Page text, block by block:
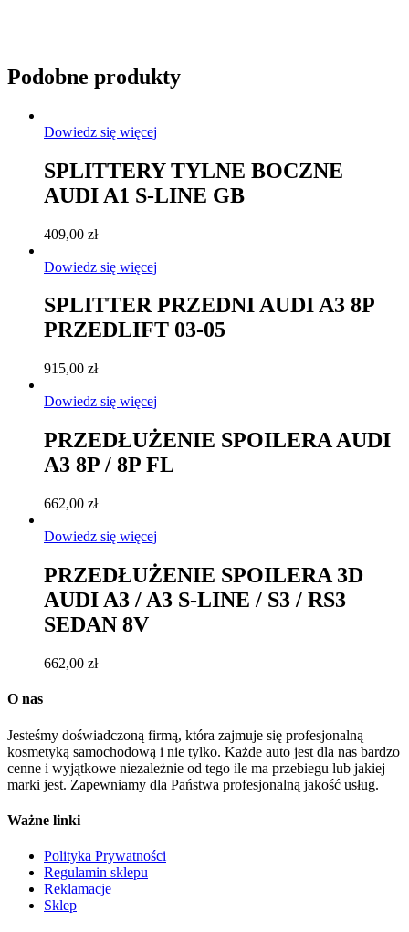
Podobne produkty
Dowiedz się więcej
SPLITTERY TYLNE BOCZNE
AUDI A1 S-LINE GB
409,00 zł
Dowiedz się więcej
SPLITTER PRZEDNI AUDI A3 8P
PRZEDLIFT 03-05
915,00 zł
Dowiedz się więcej
PRZEDŁUŻENIE SPOILERA AUDI
A3 8P / 8P FL
662,00 zł
Dowiedz się więcej
PRZEDŁUŻENIE SPOILERA 3D
AUDI A3 / A3 S-LINE / S3 / RS3
SEDAN 8V
662,00 zł
O nas
Jesteśmy doświadczoną firmą, która zajmuje się profesjonalną
kosmetyką samochodową i nie tylko. Każde auto jest dla nas bardzo
cenne i wyjątkowe niezależnie od tego ile ma przebiegu lub jakiej
marki jest. Zapewniamy dla Państwa profesjonalną jakość usług.
Ważne linki
Polityka Prywatności
Regulamin sklepu
Reklamacje
Sklep